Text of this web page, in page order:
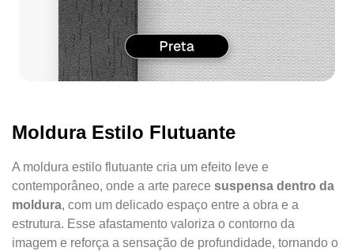
Moldura Estilo Flutuante
A moldura estilo flutuante cria um efeito leve e
contemporâneo, onde a arte parece suspensa dentro da
moldura, com um delicado espaço entre a obra e a
estrutura. Esse afastamento valoriza o contorno da
imagem e reforça a sensação de profundidade, tornando o